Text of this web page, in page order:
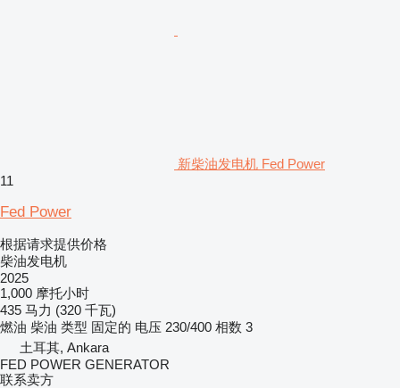
新柴油发电机 Fed Power
11
Fed Power
根据请求提供价格
柴油发电机
2025
1,000 摩托小时
435 马力 (320 千瓦)
燃油 柴油 类型 固定的 电压 230/400 相数 3
土耳其, Ankara
FED POWER GENERATOR
联系卖方